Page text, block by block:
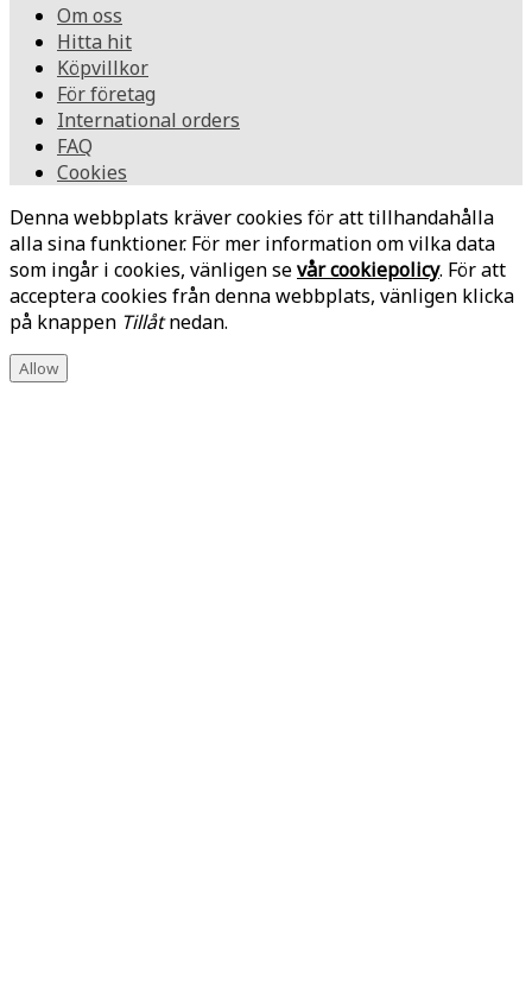
Om oss
Hitta hit
Köpvillkor
För företag
International orders
FAQ
Cookies
Denna webbplats kräver cookies för att tillhandahålla
alla sina funktioner. För mer information om vilka data
som ingår i cookies, vänligen sevår cookiepolicy. För att
acceptera cookies från denna webbplats, vänligen klicka
på knappen Tillåtnedan.
Allow